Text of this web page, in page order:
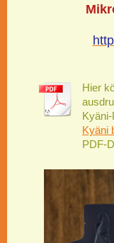
Hier
Kyäni
PDF-